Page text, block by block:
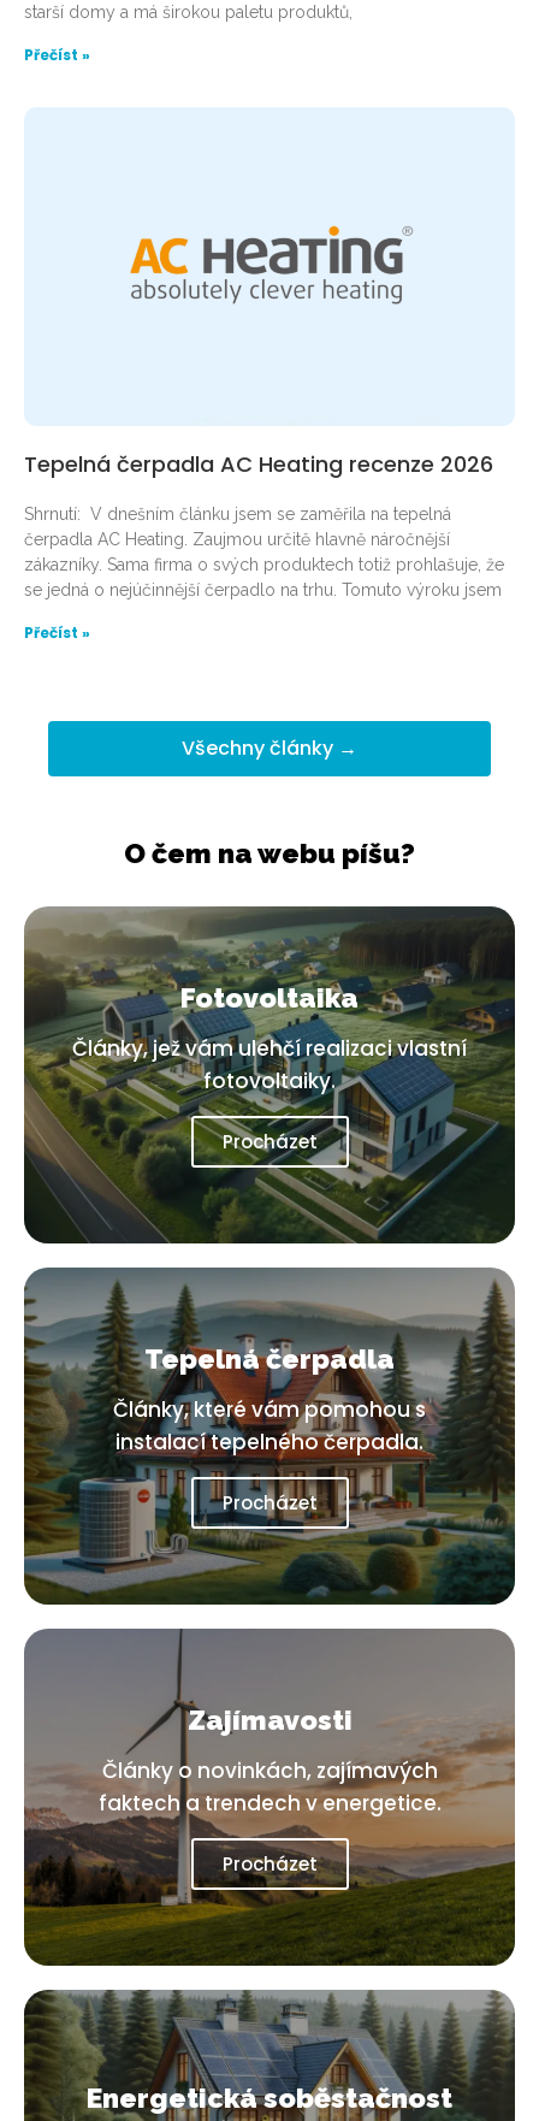
starší domy a má širokou paletu produktů,
Přečíst »
Tepelná čerpadla AC Heating recenze 2026
Shrnutí: V dnešním článku jsem se zaměřila na tepelná
čerpadla AC Heating. Zaujmou určitě hlavně náročnější
zákazníky. Sama firma o svých produktech totiž prohlašuje, že
se jedná o nejúčinnější čerpadlo na trhu. Tomuto výroku jsem
Přečíst »
Všechny články →
O čem na webu píšu?
Fotovoltaika
Články, jež vám ulehčí realizaci vlastní
fotovoltaiky.
Procházet
Tepelná čerpadla
Články, které vám pomohou s
instalací tepelného čerpadla.
Procházet
Zajímavosti
Články o novinkách, zajímavých
faktech a trendech v energetice.
Procházet
Energetická soběstačnost